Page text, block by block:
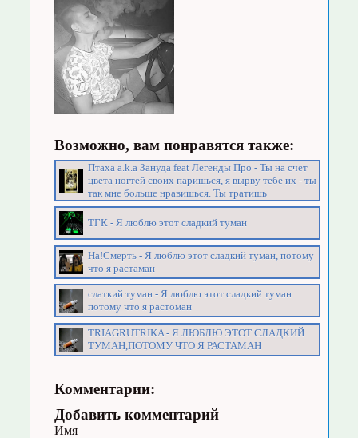
Возможно, вам понравятся также:
Птаха a.k.a Зануда feat Легенды Про - Ты на счет
цвета ногтей своих паришься, я вырву тебе их - ты
так мне больше нравишься. Ты тратишь
ТГК - Я люблю этот сладкий туман
На!Смерть - Я люблю этот сладкий туман, потому
что я растаман
слаткий туман - Я люблю этот сладкий туман
потому что я растоман
TRIAGRUTRIKA - Я ЛЮБЛЮ ЭТОТ СЛАДКИЙ
ТУМАН,ПОТОМУ ЧТО Я РАСТАМАН
Комментарии:
Добавить комментарий
Имя